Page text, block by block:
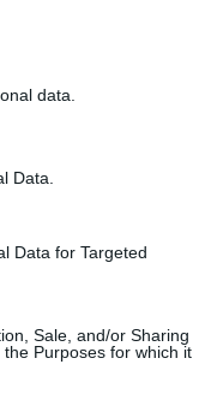
data.
Data.
Data for Targeted
Sale, and/or Sharing
Purposes for which it
στη